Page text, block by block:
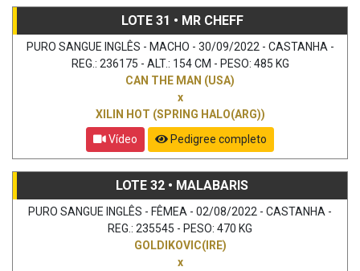
LOTE 31 • MR CHEFF
PURO SANGUE INGLÊS - MACHO - 30/09/2022 - CASTANHA -
REG.: 236175 - ALT.: 154 CM - PESO: 485 KG
CAN THE MAN (USA)
x
XILIN HOT (SPRING HALO(ARG))
Vídeo
Pedigree completo
LOTE 32 • MALABARIS
PURO SANGUE INGLÊS - FÊMEA - 02/08/2022 - CASTANHA -
REG.: 235545 - PESO: 470 KG
GOLDIKOVIC(IRE)
x